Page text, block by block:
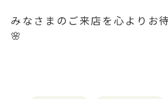
みなさまのご来店を心よりお
🌸